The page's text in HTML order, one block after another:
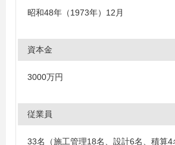
昭和48年（1973年）12月
資本金
3000万円
従業員
33名（施工管理18名、設計6名、積算4